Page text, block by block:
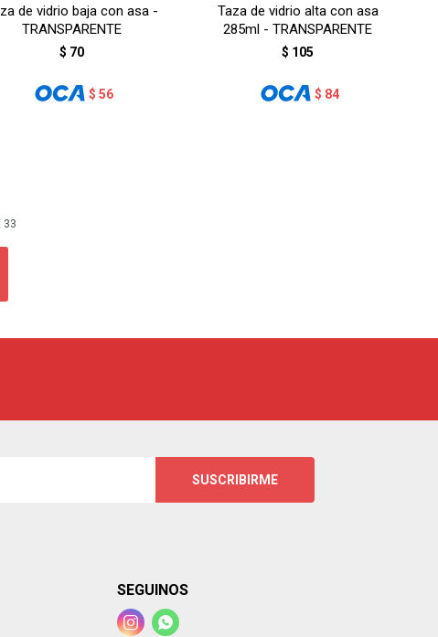
de vidrio baja con asa -
TRANSPARENTE
$ 70
$ 56
Taza de vidrio alta con asa
285ml - TRANSPARENTE
$ 105
$ 84
33
SUSCRIBIRME
SEGUINOS
 